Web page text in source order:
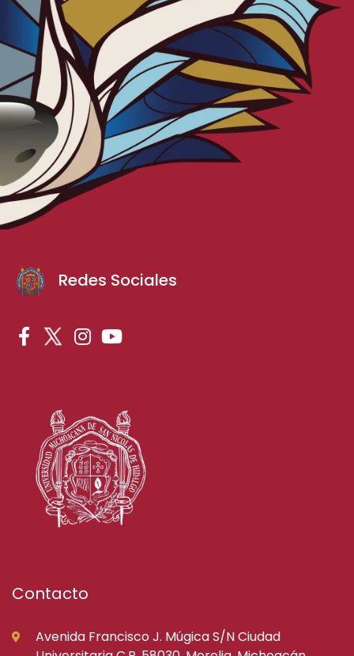
Redes Sociales
Contacto
Avenida Francisco J. Múgica S/N Ciudad